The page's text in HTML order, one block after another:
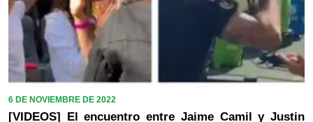
6 DE NOVIEMBRE DE 2022
[VIDEOS] El encuentro entre Jaime Camil y Justin